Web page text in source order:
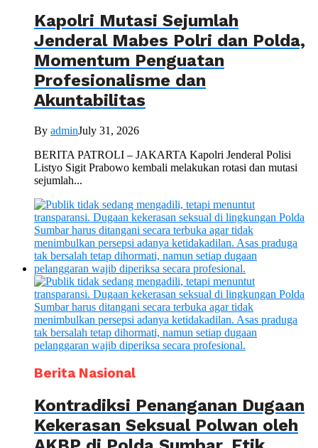
Kapolri Mutasi Sejumlah
Jenderal Mabes Polri dan Polda,
Momentum Penguatan
Profesionalisme dan
Akuntabilitas
By adminJuly 31, 2026
BERITA PATROLI – JAKARTA Kapolri Jenderal Polisi
Listyo Sigit Prabowo kembali melakukan rotasi dan mutasi
sejumlah...
Berita Nasional
Kontradiksi Penanganan Dugaan
Kekerasan Seksual Polwan oleh